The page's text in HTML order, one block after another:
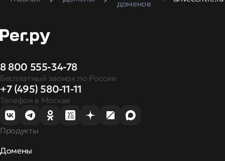
доменов
8 800 555-34-78
Бесплатный звонок по России
+7 (495) 580-11-11
Телефон в Москве
Продукты
Домены